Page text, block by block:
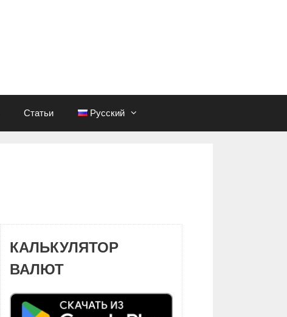
Статьи Русский
КАЛЬКУЛЯТОР
ВАЛЮТ